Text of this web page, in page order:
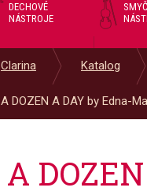
DECHOVÉ
NÁSTROJE
Clarina Katalog
A DOZEN A DAY by Edna-
A